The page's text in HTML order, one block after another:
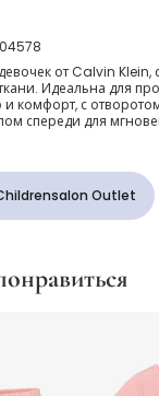
ребристая
от Calvin Klein,
Идеальна для
и комфорт, с
спереди для
Outlet